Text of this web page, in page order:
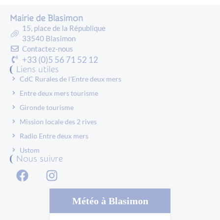
Mairie de Blasimon
15, place de la République
33540 Blasimon
Contactez-nous
+33 (0)5 56 71 52 12
Liens utiles
CdC Rurales de l'Entre deux mers
Entre deux mers tourisme
Gironde tourisme
Mission locale des 2 rives
Radio Entre deux mers
Ustom
Nous suivre
Météo à Blasimon